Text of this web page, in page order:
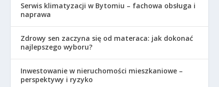
Serwis klimatyzacji w Bytomiu – fachowa obsługa i
naprawa
Zdrowy sen zaczyna się od materaca: jak dokonać
najlepszego wyboru?
Inwestowanie w nieruchomości mieszkaniowe –
perspektywy i ryzyko